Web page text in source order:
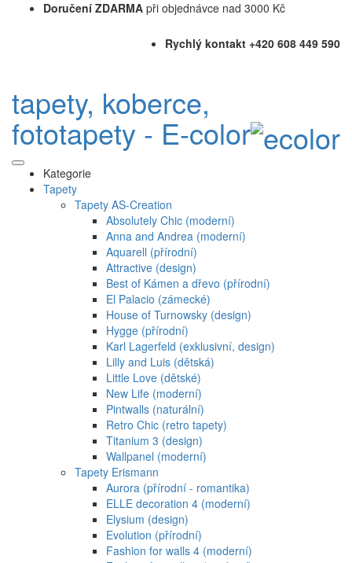
Doručení ZDARMA při objednávce nad 3000 Kč
Rychlý kontakt +420 608 449 590
tapety, koberce,
fototapety - E-color
Kategorie
Tapety
Tapety AS-Creation
Absolutely Chic (moderní)
Anna and Andrea (moderní)
Aquarell (přírodní)
Attractive (design)
Best of Kámen a dřevo (přírodní)
El Palacio (zámecké)
House of Turnowsky (design)
Hygge (přírodní)
Karl Lagerfeld (exklusivní, design)
Lilly and Luis (dětská)
Little Love (dětské)
New Life (moderní)
Pintwalls (naturální)
Retro Chic (retro tapety)
Titanium 3 (design)
Wallpanel (moderní)
Tapety Erismann
Aurora (přírodní - romantika)
ELLE decoration 4 (moderní)
Elysium (design)
Evolution (přírodní)
Fashion for walls 4 (moderní)